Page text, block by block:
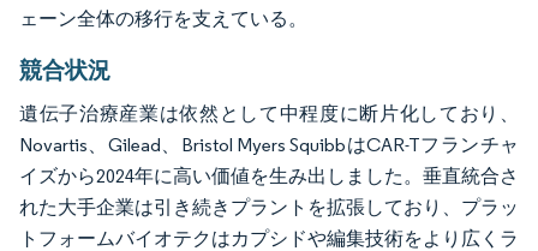
ェーン全体の移行を支えている。
競合状況
遺伝子治療産業は依然として中程度に断片化しており、
Novartis、Gilead、Bristol Myers SquibbはCAR-Tフランチャ
イズから2024年に高い価値を生み出しました。垂直統合さ
れた大手企業は引き続きプラントを拡張しており、プラッ
トフォームバイオテクはカプシドや編集技術をより広くラ